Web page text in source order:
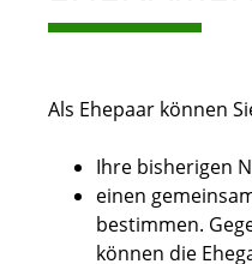
Als Ehepaar können
Ihre bisherigen
einen
bestimmen.
können die